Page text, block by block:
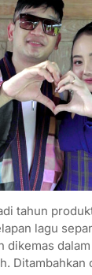
tahun
lagu
dikemas
Ditambahkan